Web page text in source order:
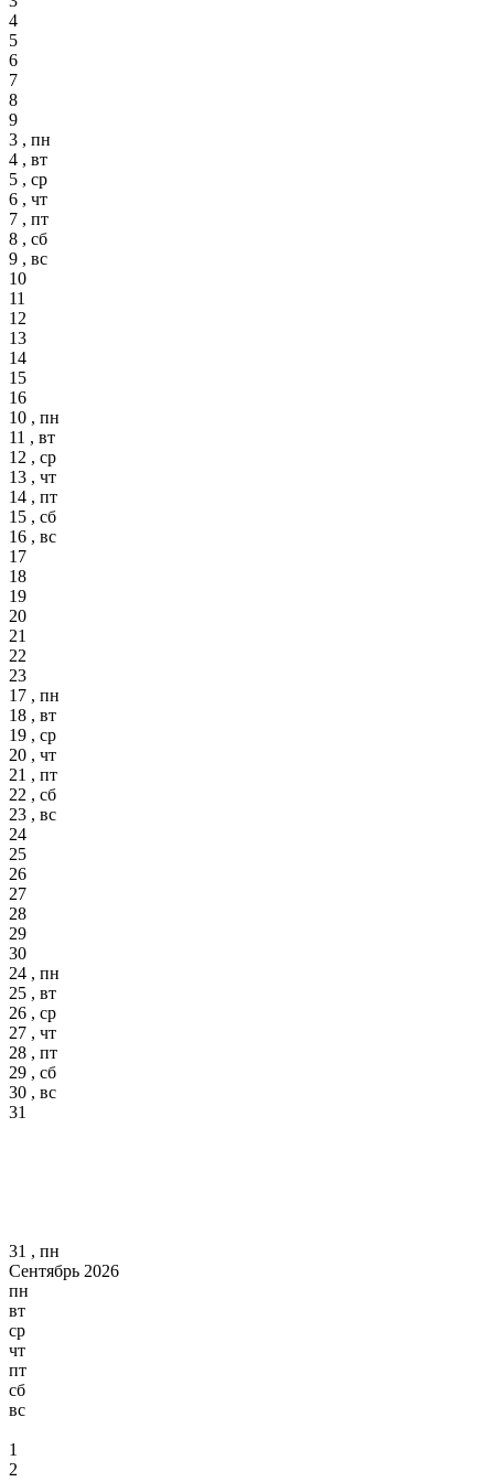
4
5
6
7
8
9
3 , пн
4 , вт
5 , ср
6 , чт
7 , пт
8 , сб
9 , вс
10
11
12
13
14
15
16
10 , пн
11 , вт
12 , ср
13 , чт
14 , пт
15 , сб
16 , вс
17
18
19
20
21
22
23
17 , пн
18 , вт
19 , ср
20 , чт
21 , пт
22 , сб
23 , вс
24
25
26
27
28
29
30
24 , пн
25 , вт
26 , ср
27 , чт
28 , пт
29 , сб
30 , вс
31
31 , пн
Сентябрь 2026
пн
вт
ср
чт
пт
сб
вс
1
2